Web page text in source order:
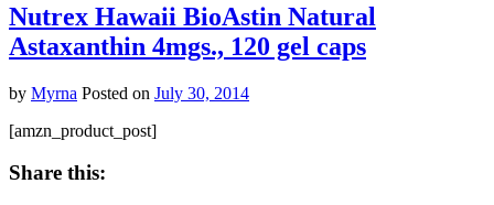
Nutrex Hawaii BioAstin Natural
Astaxanthin 4mgs., 120 gel caps
by Myrna Posted on July 30, 2014
[amzn_product_post]
Share this: